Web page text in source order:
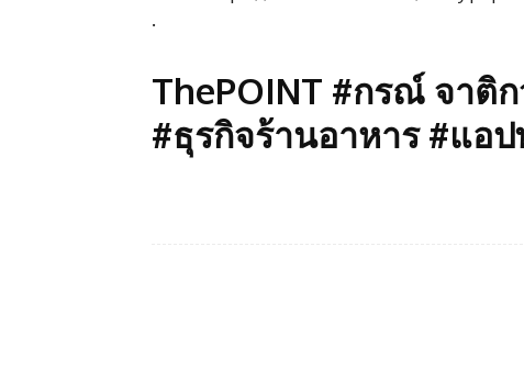
.
ThePOINT #กรณ์ จาติ
#ธุรกิจร้านอาหาร #แอ